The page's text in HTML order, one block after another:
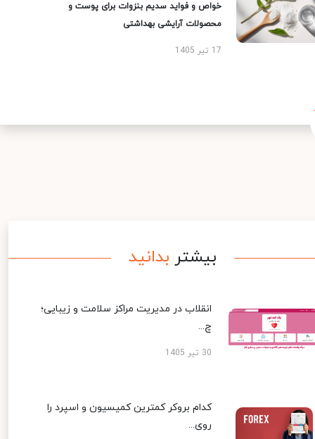
خواص و فواید سدیم بنزوات برای پوست و
محصولات آرایشی بهداشتی
17 تیر 1405
بیشتر بدانید
انقلاب در مدیریت مراکز سلامت و زیبایی؛
چ...
30 تیر 1405
کدام بروکر کمترین کمیسیون و اسپرد را
روی...